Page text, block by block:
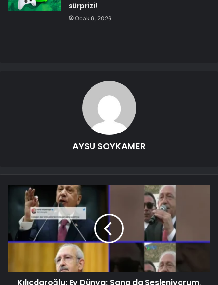
sürprizi!
Ocak 9, 2026
AYSU SOYKAMER
Kılıçdaroğlu: Ey Dünya; Sana da Sesleniyorum,